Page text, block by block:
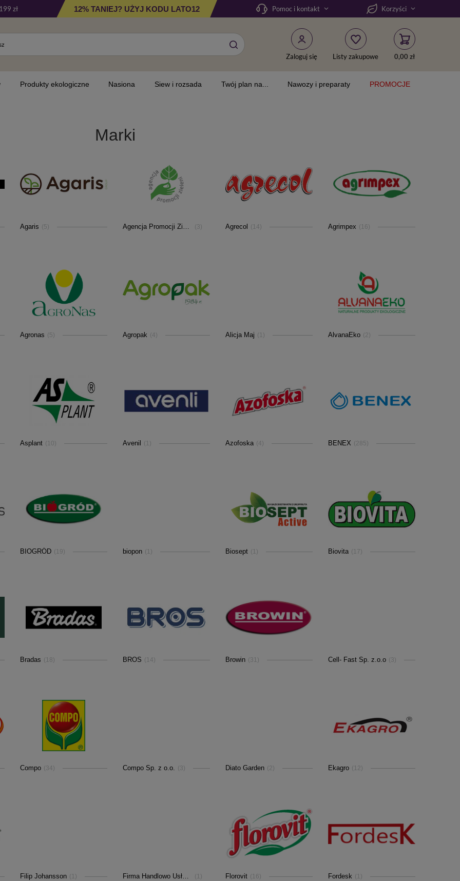
zł 12% TANIEJ? UŻYJ KODU LATO12 Pomoc i kontakt Korzyści
Zaloguj się Listy zakupowe 0,00 zł
Produkty ekologiczne Nasiona Siew i rozsada Twój plan na... Nawozy i preparaty PROMOCJE
Marki
Agaris (5) Agencja Promocji Zieleni (3) Agrecol (14) Agrimpex (16)
Agronas (5) Agropak (4) Alicja Maj (1) AlvanaEko (2)
Asplant (10) Avenil (1) Azofoska (4) BENEX (285)
BIOGRÓD (19) biopon (1) Biosept (1) Biovita (17)
Bradas (18) BROS (14) Browin (31) Cell- Fast Sp. z.o.o (3)
Compo (34) Compo Sp. z o.o. (3) Diato Garden (2) Ekagro (12)
Filip Johansson (1) Firma Handlowo Usługowa PRO-DENT Jacek K (1) Florovit (16) Fordesk (1)